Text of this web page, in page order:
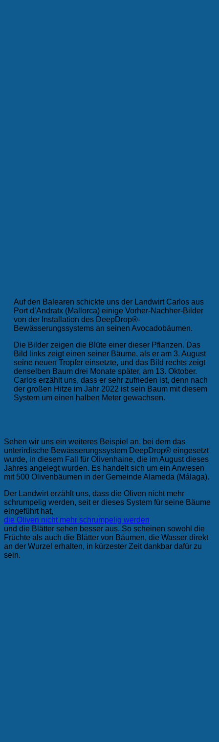
Auf den Balearen schickte uns der Landwirt Carlos aus
Port d’Andratx (Mallorca) einige Vorher-Nachher-Bilder
von der Installation des DeepDrop®-
Bewässerungssystems an seinen Avocadobäumen.
Die Bilder zeigen die Blüte einer dieser Pflanzen. Das
Bild links zeigt einen seiner Bäume, als er am 3. August
seine neuen Tropfer einsetzte, und das Bild rechts zeigt
denselben Baum drei Monate später, am 13. Oktober.
Carlos erzählt uns, dass er sehr zufrieden ist, denn nach
der großen Hitze im Jahr 2022 ist sein Baum mit diesem
System um einen halben Meter gewachsen.
Sehen wir uns ein weiteres Beispiel an, bei dem das
unterirdische Bewässerungssystem DeepDrop® eingesetzt
wurde, in diesem Fall für Olivenhaine, die im August dieses
Jahres angelegt wurden. Es handelt sich um ein Anwesen
mit 500 Olivenbäumen in der Gemeinde Alameda (Málaga).
Der Landwirt erzählt uns, dass die Oliven nicht mehr
schrumpelig werden, seit er dieses System für seine Bäume
eingeführt hat,
die Oliven nicht mehr schrumpelig werden
und die Blätter sehen besser aus. So scheinen sowohl die
Früchte als auch die Blätter von Bäumen, die Wasser direkt
an der Wurzel erhalten, in kürzester Zeit dankbar dafür zu
sein.